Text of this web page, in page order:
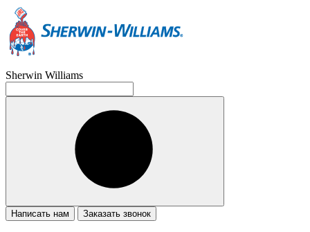
Sherwin Williams
Написать нам Заказать звонок